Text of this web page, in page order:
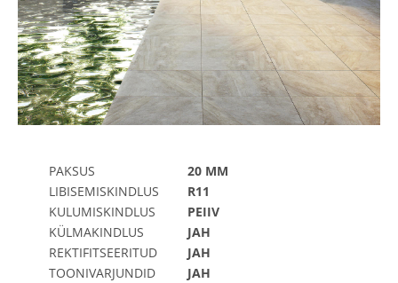
PAKSUS
20 MM
LIBISEMISKINDLUS
R11
KULUMISKINDLUS
PEIIV
KÜLMAKINDLUS
JAH
REKTIFITSEERITUD
JAH
TOONIVARJUNDID
JAH